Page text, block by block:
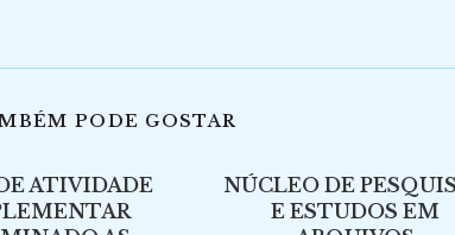
PODE GOSTAR
ATIVIDADE
NÚCLEO DE
E ESTUDOS EM